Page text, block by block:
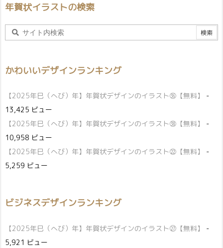
年賀状イラストの検索
かわいいデザインランキング
【2025年巳（へび）年】年賀状デザインのイラスト㊱【無料】
-
13,425 ビュー
【2025年巳（へび）年】年賀状デザインのイラスト㊳【無料】
-
10,958 ビュー
【2025年巳（へび）年】年賀状デザインのイラスト㉒【無料】
-
5,259 ビュー
ビジネスデザインランキング
【2025年巳（へび）年】年賀状デザインのイラスト㉗【無料】
-
5,921 ビュー